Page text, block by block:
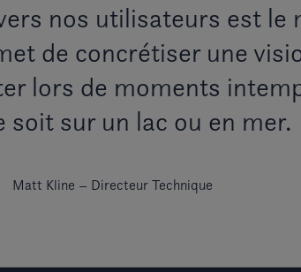
nos utilisateurs est le
de concrétiser une
lors de moments
soit sur un lac ou en mer.
Matt Kline – Directeur Technique